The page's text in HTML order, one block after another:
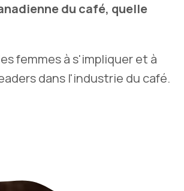
du café, quelle
femmes à s'impliquer et à
dans l'industrie du café.